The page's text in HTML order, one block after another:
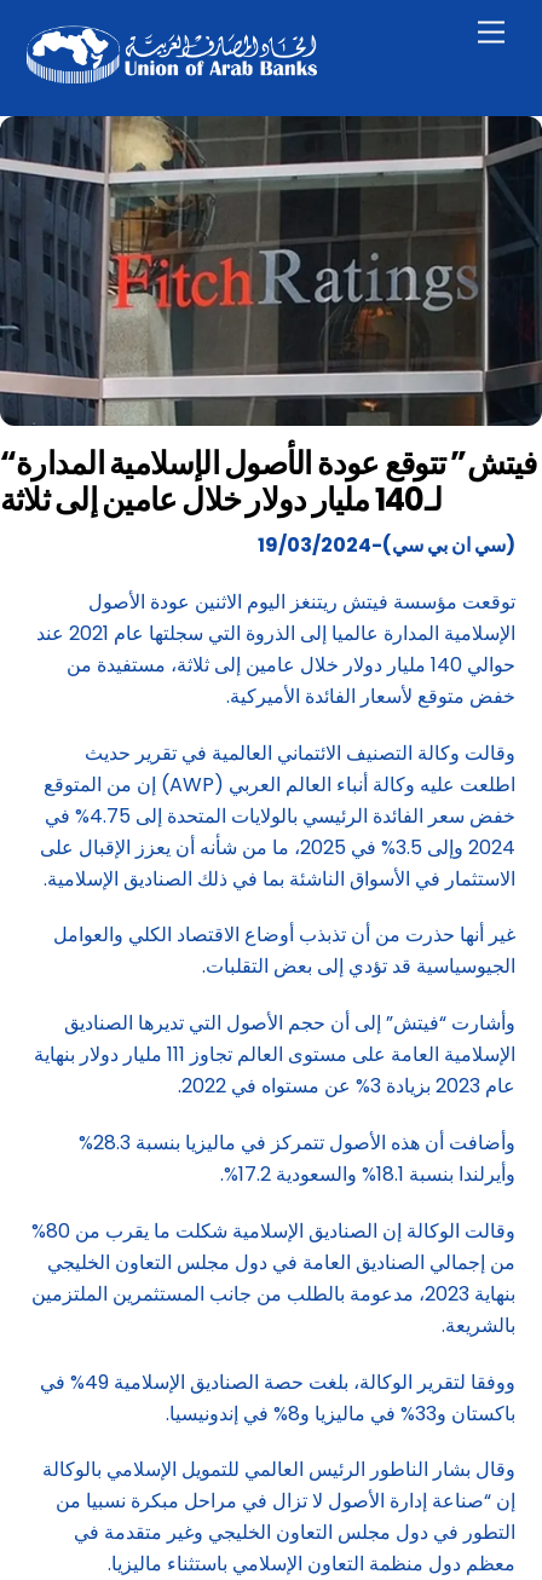
content
“فيتش” تتوقع عودة الأصول الإسلامية المدارة
لـ140 مليار دولار خلال عامين إلى ثلاثة
(سي ان بي سي)-19/03/2024
توقعت مؤسسة فيتش ريتنغز اليوم الاثنين عودة الأصول
الإسلامية المدارة عالميا إلى الذروة التي سجلتها عام 2021 عند
حوالي 140 مليار دولار خلال عامين إلى ثلاثة، مستفيدة من
خفض متوقع لأسعار الفائدة الأميركية.
وقالت وكالة التصنيف الائتماني العالمية في تقرير حديث
اطلعت عليه وكالة أنباء العالم العربي (AWP) إن من المتوقع
خفض سعر الفائدة الرئيسي بالولايات المتحدة إلى 4.75% في
2024 وإلى 3.5% في 2025، ما من شأنه أن يعزز الإقبال على
الاستثمار في الأسواق الناشئة بما في ذلك الصناديق الإسلامية.
غير أنها حذرت من أن تذبذب أوضاع الاقتصاد الكلي والعوامل
الجيوسياسية قد تؤدي إلى بعض التقلبات.
وأشارت “فيتش” إلى أن حجم الأصول التي تديرها الصناديق
الإسلامية العامة على مستوى العالم تجاوز 111 مليار دولار بنهاية
عام 2023 بزيادة 3% عن مستواه في 2022.
وأضافت أن هذه الأصول تتمركز في ماليزيا بنسبة 28.3%
وأيرلندا بنسبة 18.1% والسعودية 17.2%.
وقالت الوكالة إن الصناديق الإسلامية شكلت ما يقرب من 80%
من إجمالي الصناديق العامة في دول مجلس التعاون الخليجي
بنهاية 2023، مدعومة بالطلب من جانب المستثمرين الملتزمين
بالشريعة.
ووفقا لتقرير الوكالة، بلغت حصة الصناديق الإسلامية 49% في
باكستان و33% في ماليزيا و8% في إندونيسيا.
وقال بشار الناطور الرئيس العالمي للتمويل الإسلامي بالوكالة
إن “صناعة إدارة الأصول لا تزال في مراحل مبكرة نسبيا من
التطور في دول مجلس التعاون الخليجي وغير متقدمة في
معظم دول منظمة التعاون الإسلامي باستثناء ماليزيا.